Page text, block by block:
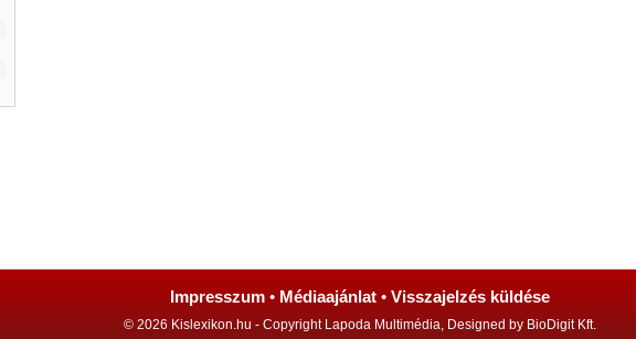
Impresszum • Médiaajánlat • Visszajelzés küldése
© 2026 Kislexikon.hu - Copyright Lapoda Multimédia, Designed by BioDigit Kft.